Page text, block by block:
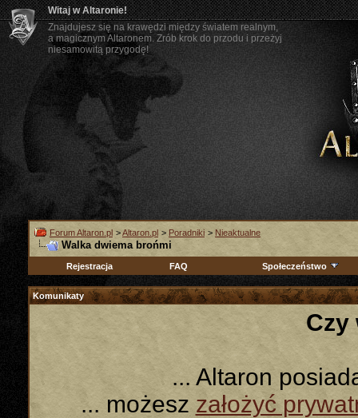
Witaj w Altaronie!
Znajdujesz się na krawędzi między światem realnym,
a magicznym Altaronem. Zrób krok do przodu i przeżyj
niesamowitą przygodę!
Forum Altaron.pl >Altaron.pl > Poradniki > Nieaktualne
Walka dwiema brońmi
Rejestracja FAQ Społeczeństwo
Komunikaty
Czy
... Altaron
... możeszzałożyć